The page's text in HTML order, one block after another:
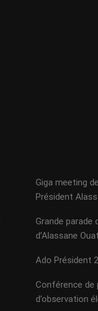
Giga meeting
Président
Grande parade
d’Alassane
Ado Président
Conférence de
d’observation